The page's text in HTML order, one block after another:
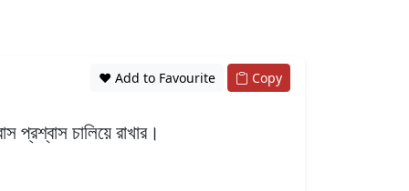
❤️ Add to Favourite Copy
প্রশ্বাস চালিয়ে রাখার।